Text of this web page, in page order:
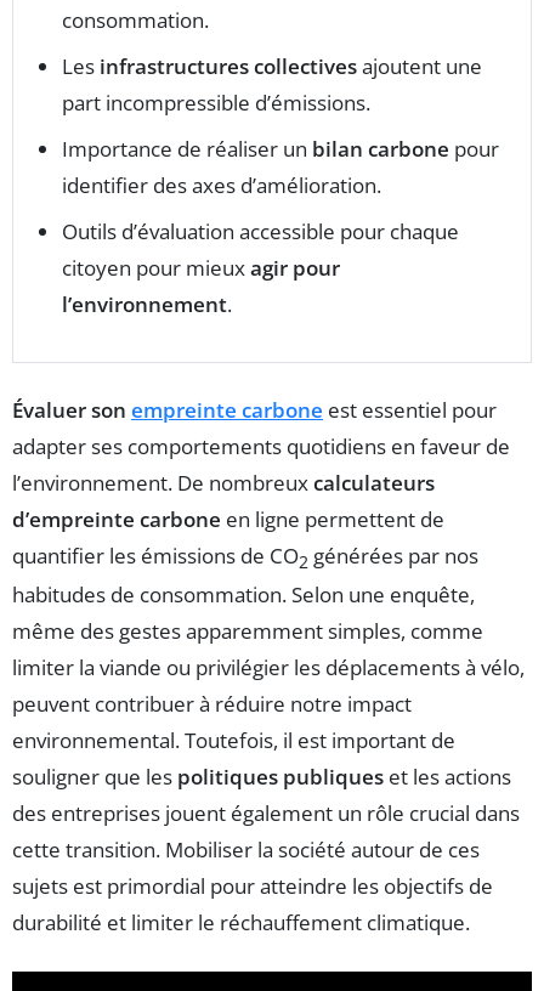
consommation.
Les infrastructures collectivesajoutent une
part incompressible d’émissions.
Importance de réaliser un bilan carbone pour
identifier des axes d’amélioration.
Outils d’évaluation accessible pour chaque
citoyen pour mieuxagir pour
l’environnement.
Évaluer son empreinte carbone est essentiel pour
adapter ses comportements quotidiens en faveur de
l’environnement. De nombreuxcalculateurs
d’empreinte carbone en ligne permettent de
quantifier les émissions de CO2 générées par nos
habitudes de consommation. Selon une enquête,
même des gestes apparemment simples, comme
limiter la viande ou privilégier les déplacements à vélo,
peuvent contribuer à réduire notre impact
environnemental. Toutefois, il est important de
souligner que les politiques publiques et les actions
des entreprises jouent également un rôle crucial dans
cette transition. Mobiliser la société autour de ces
sujets est primordial pour atteindre les objectifs de
durabilité et limiter le réchauffement climatique.